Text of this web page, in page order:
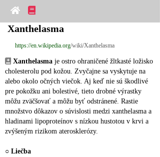
Xanthelasma
https://en.wikipedia.org/wiki/Xanthelasma
Xanthelasma je ostro ohraničené žltkasté ložisko
cholesterolu pod kožou. Zvyčajne sa vyskytuje na
alebo okolo očných viečok. Aj keď nie sú škodlivé
pre pokožku ani bolestivé, tieto drobné výrastky
môžu zväčšovať a môžu byť odstránené. Rastie
množstvo dôkazov o súvislosti medzi xanthelasma a
hladinami lipoproteínov s nízkou hustotou v krvi a
zvýšeným rizikom aterosklerózy.
○ Liečba